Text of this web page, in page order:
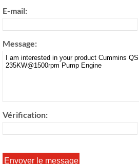
E-mail:
Message:
Vérification: